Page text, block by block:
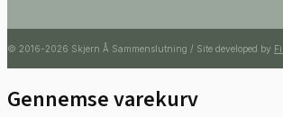
© 2016-2026 Skjern Å Sammenslutning / Site developed by
Gennemse varekurv